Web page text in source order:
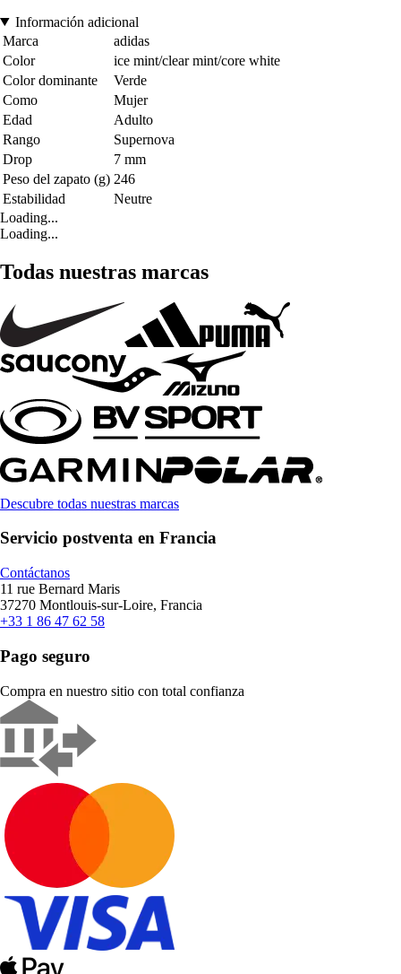
Información adicional
Marca
adidas
Color
ice mint/clear mint/core white
Color dominante
Verde
Como
Mujer
Edad
Adulto
Rango
Supernova
Drop
7 mm
Peso del zapato (g) 246
Estabilidad
Neutre
Loading...
Loading...
Todas nuestras marcas
Descubre todas nuestras marcas
Servicio postventa en Francia
Contáctanos
11 rue Bernard Maris
37270 Montlouis-sur-Loire, Francia
+33 1 86 47 62 58
Pago seguro
Compra en nuestro sitio con total confianza